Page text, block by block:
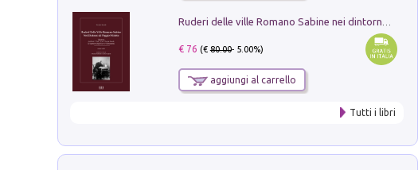
€ 76 (€80.00- 5.00%)
aggiungi al carrello
Tutti i libri